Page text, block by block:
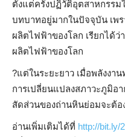
ตั้งแต่ครั้งปฏิวัติอุตสาหกรรม
บทบาทอยู่มากในปัจจุบัน เพร
ผลิตไฟฟ้าของโลก เรียกได้ว่
ผลิตไฟฟ้าของโลก
?แต่ในระยะยาว เมื่อพลังง
การเปลี่ยนแปลงสภาวะภูมิ
สัดส่วนของถ่านหินย่อมจะต้อ
อ่านเพิ่มเติมได้ที่ http://bit.ly/